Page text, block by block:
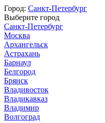
Город: Санкт-Петербург
Выберите город
Санкт-Петербург
Москва
Архангельск
Астрахань
Барнаул
Белгород
Брянск
Владивосток
Владикавказ
Владимир
Волгоград